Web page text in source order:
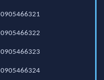
0905466321
0905466322
0905466323
0905466324